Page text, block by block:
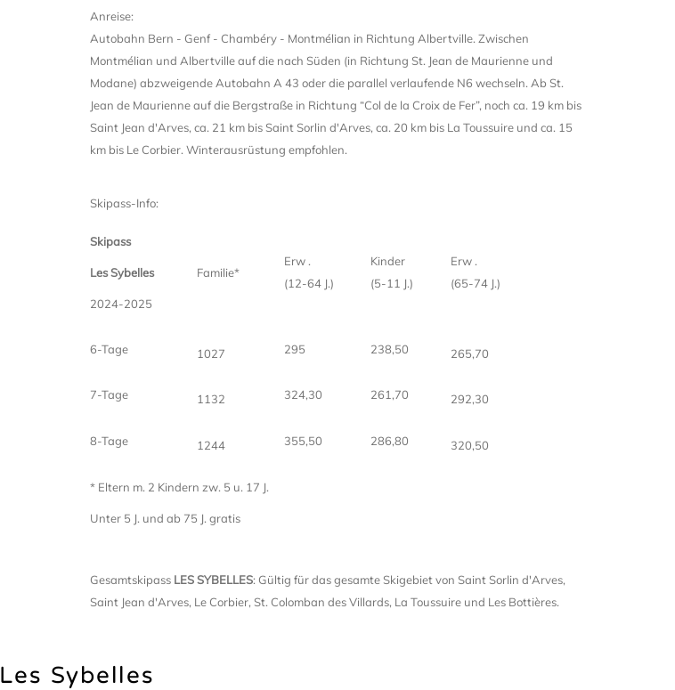
Anreise:
Autobahn Bern - Genf - Chambéry - Montmélian in Richtung Albertville. Zwischen
Montmélian und Albertville auf die nach Süden (in Richtung St. Jean de Maurienne und
Modane) abzweigende Autobahn A 43 oder die parallel verlaufende N6 wechseln. Ab St.
Jean de Maurienne auf die Bergstraße in Richtung “Col de la Croix de Fer”, noch ca. 19 km bis
Saint Jean d'Arves, ca. 21 km bis Saint Sorlin d'Arves, ca. 20 km bis La Toussuire und ca. 15
km bis Le Corbier. Winterausrüstung empfohlen.
Skipass-Info:
Skipass
Les Sybelles
2024-2025
Familie*
Erw .
(12-64 J.)
Kinder
(5-11 J.)
Erw .
(65-74 J.)
6-Tage 1027 295 238,50 265,70
7-Tage 1132 324,30 261,70 292,30
8-Tage 1244 355,50 286,80 320,50
* Eltern m. 2 Kindern zw. 5 u. 17 J.
Unter 5 J. und ab 75 J. gratis
Gesamtskipass LES SYBELLES: Gültig für das gesamte Skigebiet von Saint Sorlin d'Arves,
Saint Jean d'Arves, Le Corbier, St. Colomban des Villards, La Toussuire und Les Bottières.
Les Sybelles